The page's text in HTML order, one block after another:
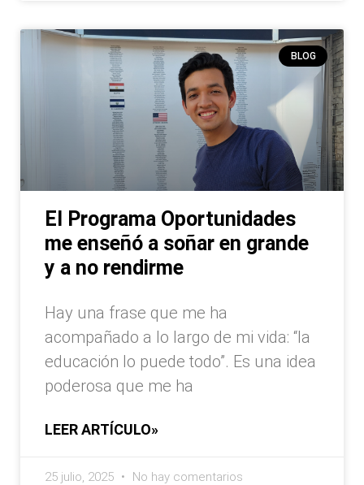
BLOG
El Programa Oportunidades
me enseñó a soñar en grande
y a no rendirme
Hay una frase que me ha
acompañado a lo largo de mi vida: “la
educación lo puede todo”. Es una idea
poderosa que me ha
LEER ARTÍCULO»
25 julio, 2025 No hay comentarios